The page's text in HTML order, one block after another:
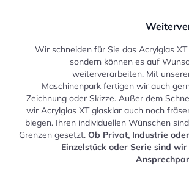
Wir schneiden für Sie das Acrylglas
sondern können es auf
weiterverarbeiten. Mit
Maschinenpark fertigen wir auch
Zeichnung oder Skizze. Außer dem
wir Acrylglas XT glasklar auch noch
biegen. Ihren individuellen Wünschen
Grenzen gesetzt. Ob Privat, Industrie
Einzelstück oder Serie sind